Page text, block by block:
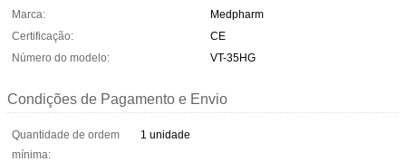
Marca:
Medpharm
Certificação:
CE
Número do modelo:
VT-35HG
Condições de Pagamento e Envio
Quantidade de ordem
mínima:
1 unidade